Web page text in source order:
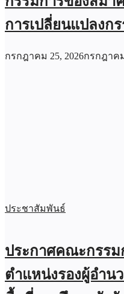
การเปลี่ยนแปลงก
กรกฎาคม 25, 2026กรกฎาค
ประชาสัมพันธ์
ประกาศคณะกรรม
ตำแหน่งรองผู้อำน